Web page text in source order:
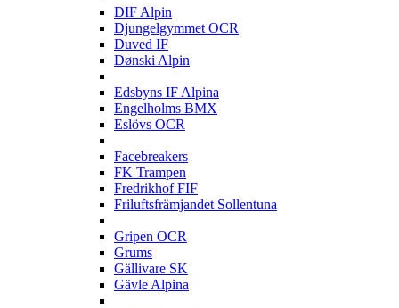
DIF Alpin
Djungelgymmet OCR
Duved IF
Dønski Alpin
Edsbyns IF Alpina
Engelholms BMX
Eslövs OCR
Facebreakers
FK Trampen
Fredrikhof FIF
Friluftsfrämjandet Sollentuna
Gripen OCR
Grums
Gällivare SK
Gävle Alpina